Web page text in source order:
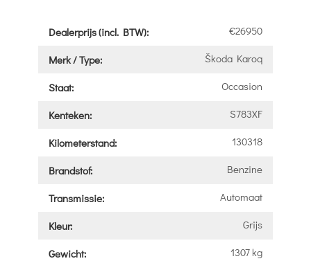
Dealerprijs (incl. BTW): €26950
Merk / Type: Škoda Karoq
Staat: Occasion
Kenteken: S783XF
Kilometerstand: 130318
Brandstof: Benzine
Transmissie: Automaat
Kleur: Grijs
Gewicht: 1307 kg